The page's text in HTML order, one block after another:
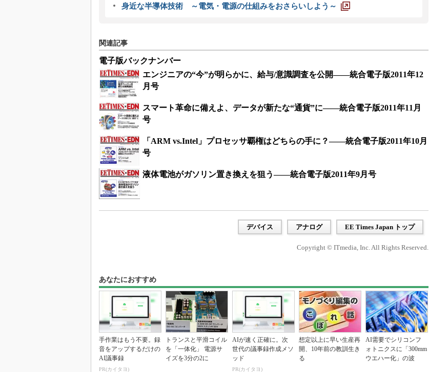
身近な半導体技術 ～電気・電源の仕組みをおさらいしよう～
関連記事
電子版バックナンバー
エンジニアの“今”が明らかに、給与/意識調査を公開――統合電子版2011年12
月号
スマート革命に備えよ、データが新たな“通貨”に――統合電子版2011年11月
号
「ARM vs.Intel」プロセッサ覇権はどちらの手に？――統合電子版2011年10月
号
液体電池がガソリン置き換えを狙う――統合電子版2011年9月号
デバイス アナログ EE Times Japan トップ
Copyright © ITmedia, Inc. All Rights Reserved.
あなたにおすすめ
手作業はもう不要。録
音をアップするだけの
AI議事録
PR(カイタヨ)
トランスと平滑コイル
を「一体化」 電源サ
イズを3分の2に
AIが速く正確に。次
世代の議事録作成メソ
ッド
PR(カイタヨ)
想定以上に早い生産再
開、10年前の教訓生き
る
AI需要でシリコンフ
ォトニクスに「300mm
ウエハー化」の波